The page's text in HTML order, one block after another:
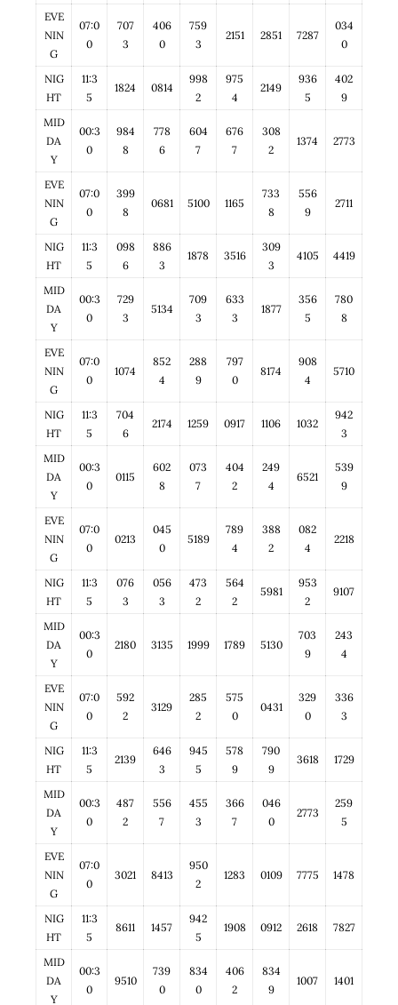
EVE
NIN
G
07:0
0
707
3
406
0
759
3
2151 2851 7287
034
0
NIG
HT
11:3
5
1824 0814
998
2
975
4
2149
936
5
402
9
MID
DA
Y
00:3
0
984
8
778
6
604
7
676
7
308
2
1374 2773
EVE
NIN
G
07:0
0
399
8
0681 5100 1165
733
8
556
9
2711
NIG
HT
11:3
5
098
6
886
3
1878 3516
309
3
4105 4419
MID
DA
Y
00:3
0
729
3
5134
709
3
633
3
1877
356
5
780
8
EVE
NIN
G
07:0
0
1074
852
4
288
9
797
0
8174
908
4
5710
NIG
HT
11:3
5
704
6
2174 1259 0917 1106 1032
942
3
MID
DA
Y
00:3
0
0115
602
8
073
7
404
2
249
4
6521
539
9
EVE
NIN
G
07:0
0
0213
045
0
5189
789
4
388
2
082
4
2218
NIG
HT
11:3
5
076
3
056
3
473
2
564
2
5981
953
2
9107
MID
DA
Y
00:3
0
2180 3135 1999 1789 5130
703
9
243
4
EVE
NIN
G
07:0
0
592
2
3129
285
2
575
0
0431
329
0
336
3
NIG
HT
11:3
5
2139
646
3
945
5
578
9
790
9
3618 1729
MID
DA
Y
00:3
0
487
2
556
7
455
3
366
7
046
0
2773
259
5
EVE
NIN
G
07:0
0
3021 8413
950
2
1283 0109 7775 1478
NIG
HT
11:3
5
8611 1457
942
5
1908 0912 2618 7827
MID
DA
Y
00:3
0
9510
739
0
834
0
406
2
834
9
1007 1401